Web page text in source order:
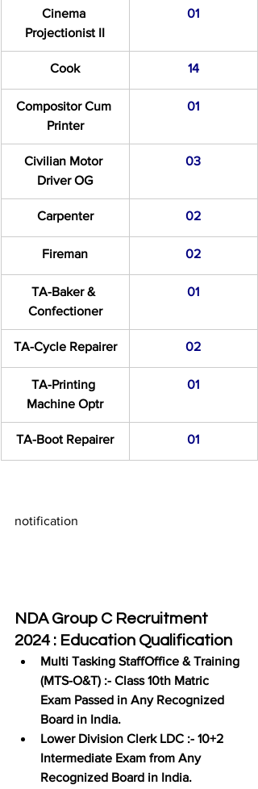
Cinema
Projectionist II
01
Cook 14
Compositor Cum
Printer
01
Civilian Motor
Driver OG
03
Carpenter 02
Fireman 02
TA-Baker &
Confectioner
01
TA-Cycle Repairer 02
TA-Printing
Machine Optr
01
TA-Boot Repairer 01
notification
NDA Group C Recruitment
2024 : Education Qualification
Multi Tasking StaffOffice & Training
(MTS-O&T) :- Class 10th Matric
Exam Passed in Any Recognized
Board in India.
Lower Division Clerk LDC :- 10+2
Intermediate Exam from Any
Recognized Board in India.